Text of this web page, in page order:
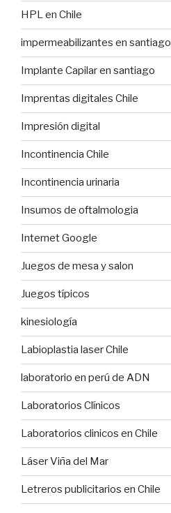
HPL en Chile
impermeabilizantes en santiago
Implante Capilar en santiago
Imprentas digitales Chile
Impresión digital
Incontinencia Chile
Incontinencia urinaria
Insumos de oftalmologia
Internet Google
Juegos de mesa y salon
Juegos típicos
kinesiología
Labioplastia laser Chile
laboratorio en perú de ADN
Laboratorios Clínicos
Laboratorios clinicos en Chile
Láser Viña del Mar
Letreros publicitarios en Chile